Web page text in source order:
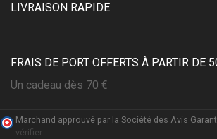
LIVRAISON RAPIDE
FRAIS DE PORT OFFERTS À PARTIR DE
Un cadeau dès 70 €
Marchand approuvé par la Société des Avis
vérifier.